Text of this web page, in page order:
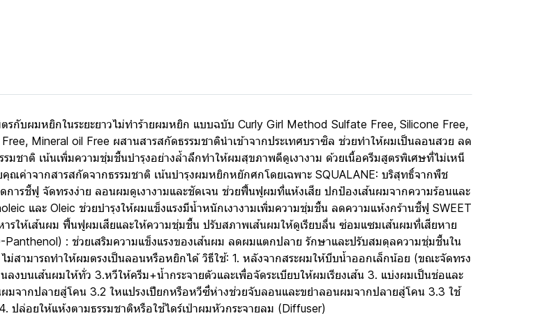
กับผมหยิกในระยะยาวไม่ทำร้ายผมหยิก แบบฉบับ Curly Girl Method Sulfate Free, Silicone Free,
Mineral oil Free ผสานสารสกัดธรรมชาตินำเข้าจากประเทศบราซิล ช่วยทำให้ผมเป็นลอนสวย ลด
ชาติ เน้นเพิ่มความชุ่มชื้นบำรุงอย่างล้ำลึกทำให้ผมสุขภาพดีดูเงางาม ด้วยเนื้อครีมสูตรพิเศษที่ไม่เหนี
ค่าจากสารสกัดจากธรรมชาติ เน้นบำรุงผมหยิกหยักศกโดยเฉพาะ SQUALANE: บริสุทธิ์จากพืช
รชี้ฟู จัดทรงง่าย ลอนผมดูเงางามและชัดเจน ช่วยฟื้นฟูผมที่แห้งเสีย ปกป้องเส้นผมจากความร้อนและ
และ Oleic ช่วยบำรุงให้ผมแข็งแรงมีนํ้าหนักเงางามเพิ่มความชุ่มชื้น ลดความแห้งกร้านชี้ฟู SWEET
รให้เส้นผม ฟื้นฟูผมเสียและให้ความชุ่มชื้น ปรับสภาพเส้นผมให้ดูเรียบลื่น ซ่อมแซมเส้นผมที่เสียหาย
: ช่วยเสริมความแข็งแรงของเส้นผม ลดผมแตกปลาย รักษาและปรับสมดุลความชุ่มชื้นใน
ามารถทำให้ผมตรงเป็นลอนหรือหยิกได้ วิธีใช้: 1. หลังจากสระผมให้บีบน้ำออกเล็กน้อย (ขณะจัดทรง
บนเส้นผมให้ทั่ว 3.หวีให้ครีม+น้ำกระจายตัวและเพื่อจัดระเบียบให้ผมเรียงเส้น 3. แบ่งผมเป็นช่อและ
จากปลายสู่โคน 3.2 ใหแปรงเปียกหรือหวีซี่ห่างช่วยจับลอนและขยำลอนผมจากปลายสู่โคน 3.3 ใช้
ล่อยให้แห้งตามธรรมชาติหรือใช้ไดร์เป่าผมหัวกระจายลม (Diffuser)